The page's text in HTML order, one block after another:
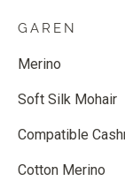
GAREN
Merino
Soft Silk Mohair
Compatible
Cotton Merino